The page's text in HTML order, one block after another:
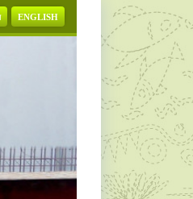
ENGLISH